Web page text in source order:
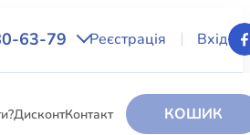
63-79 Реєстрація Вхід
ДисконтКонтакт КОШИК